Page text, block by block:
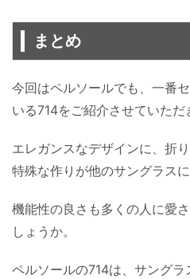
まとめ
今回はペルソールでも、一番
いる714をご紹介させていただ
エレガンスなデザインに、折
特殊な作りが他のサングラスに
機能性の良さも多くの人に愛
しょうか。
ペルソールの714は、サング